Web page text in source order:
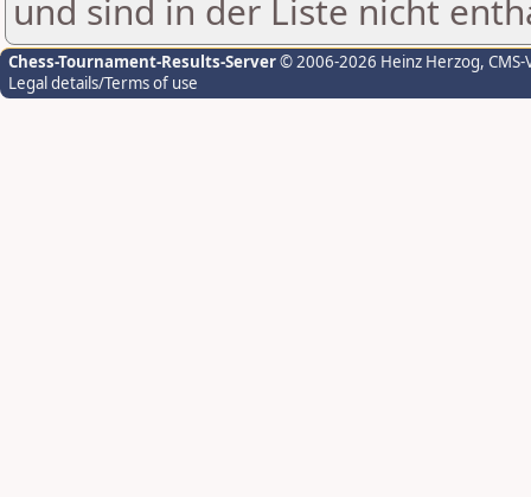
und sind in der Liste nicht
Chess-Tournament-Results-Server© 2006-2026 Heinz Herzog,
Legal details/Terms of use